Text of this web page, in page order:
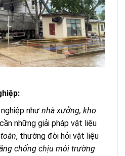
như nhà xưởng, kho
những giải pháp vật liệu
, thường đòi hỏi vật liệu
chống chịu môi trường